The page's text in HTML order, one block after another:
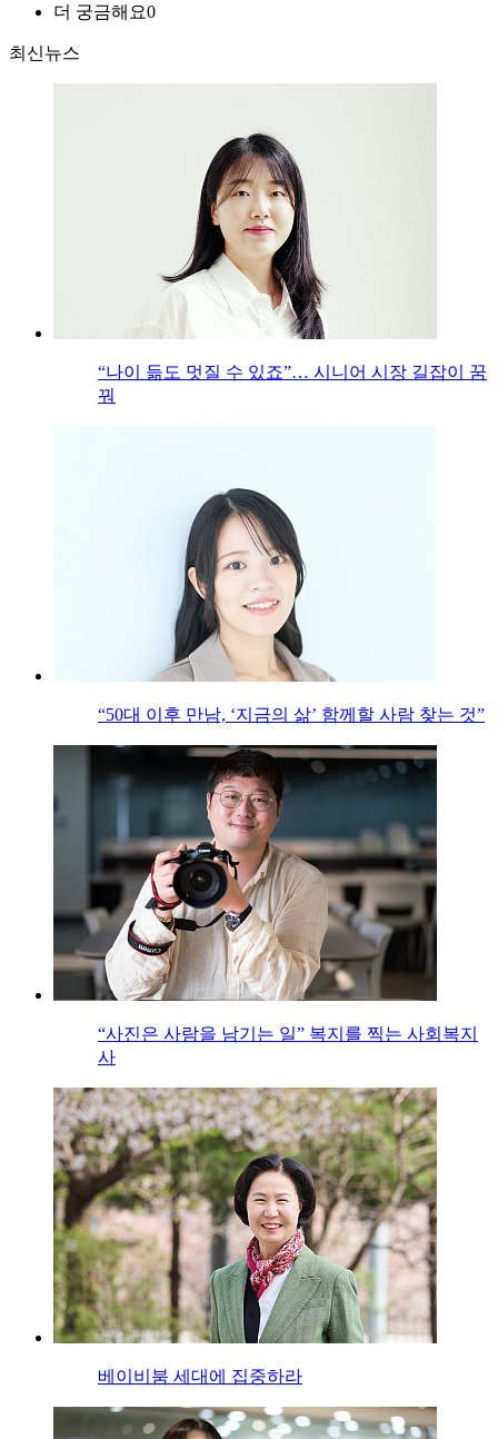
더 궁금해요0
최신뉴스
“나이 듦도 멋질 수 있죠”… 시니어 시장 길잡이 꿈
꿔
“50대 이후 만남, ‘지금의 삶’ 함께할 사람 찾는 것”
“사진은 사람을 남기는 일” 복지를 찍는 사회복지
사
베이비붐 세대에 집중하라